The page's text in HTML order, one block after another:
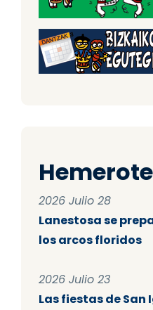
2026 Julio 28
Lanestosa se
los arcos floridos
2026 Julio 23
Las fiestas de San